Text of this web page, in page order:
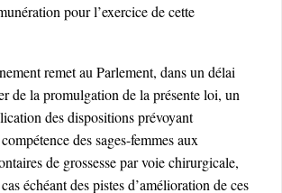
pour l’exercice de cette
remet au Parlement, dans un délai
de la promulgation de la présente loi, un
des dispositions prévoyant
des sages-femmes aux
de grossesse par voie chirurgicale,
échéant des pistes d’amélioration de ces